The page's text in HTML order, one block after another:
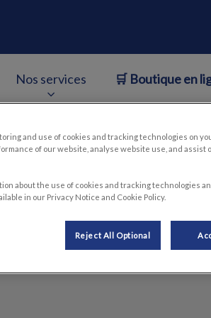
Nos services 🛒 Boutique en
nous
and use of cookies and tracking technologies on
of our website, analyse website use, and assist
about the use of cookies and tracking technologies
in our Privacy Notice and Cookie Policy.
Reject All Optional